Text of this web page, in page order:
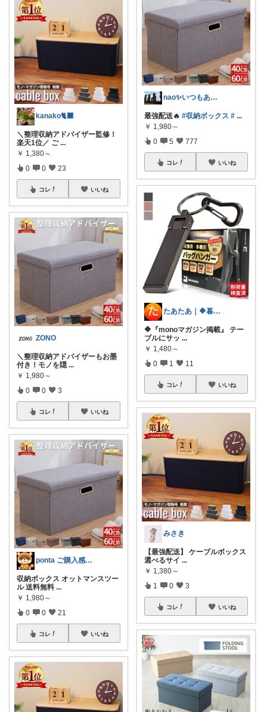
kanako🐈‍⬛
＼整理収納アドバイザー監修！
楽天1位／ ご ...
￥ 1,380～
0 0 23
コレ いいね
ZONO
＼整理収納アドバイザーもお墨
付き！モノを隠 ...
￥ 1,980～
0 0 3
コレ いいね
ponta ご購入感謝ですm(_ _)m
収納ボックス オットマンスツー
ル 送料無料 ...
￥ 1,980～
0 0 21
コレ いいね
nao✨いつもありがとう😊
最強配送🔥 #収納ボックス # ...
￥ 1,980～
0 5 777
コレ いいね
たあたあ｜🔶暮らしのおすすめ🔶
🔶『monoマガジン掲載』 テー
ブルにサッ ...
￥ 1,480～
0 1 11
コレ いいね
みさき
【最強配送】 ケーブルボックス
選べるサイ ...
￥ 1,380～
1 0 3
コレ いいね